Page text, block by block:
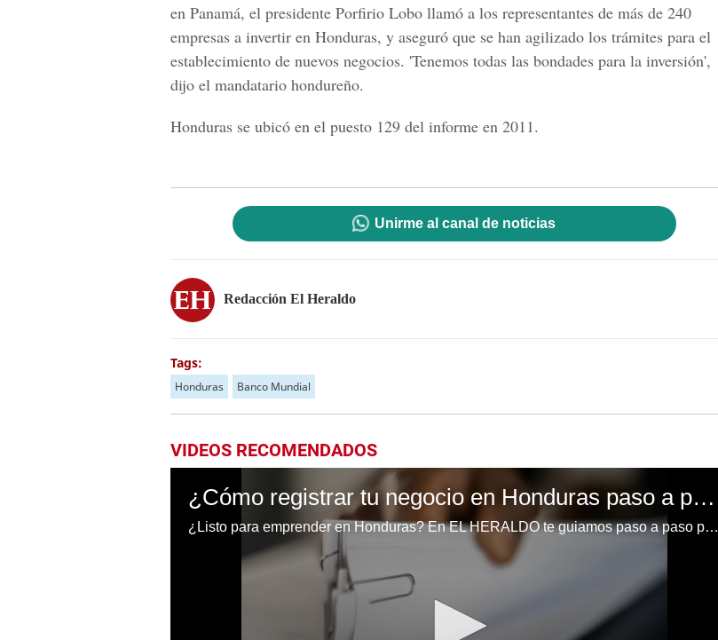
en Panamá, el presidente Porfirio Lobo llamó a los representantes de más de 240
empresas a invertir en Honduras, y aseguró que se han agilizado los trámites para el
establecimiento de nuevos negocios. 'Tenemos todas las bondades para la inversión',
dijo el mandatario hondureño.
Honduras se ubicó en el puesto 129 del informe en 2011.
Unirme al canal de noticias
Redacción El Heraldo
Tags:
Honduras Banco Mundial
VIDEOS RECOMENDADOS
¿Cómo registrar tu negocio en Honduras paso a paso? Aquí te lo explicamos
¿Listo para emprender en Honduras? En EL HERALDO te guiamos paso a paso para que puedas registrar tu negocio y comenzar tu camino hacia el éxito.